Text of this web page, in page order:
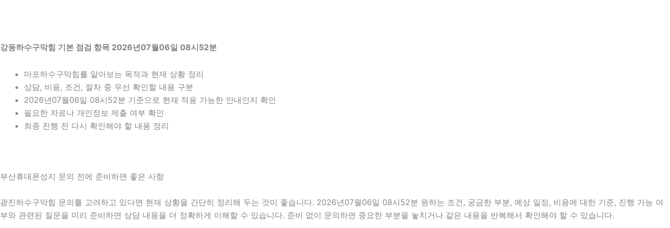
강동하수구막힘 기본 점검 항목 2026년07월06일 08시52분
마포하수구막힘를 알아보는 목적과 현재 상황 정리
상담, 비용, 조건, 절차 중 우선 확인할 내용 구분
2026년07월06일 08시52분 기준으로 현재 적용 가능한 안내인지 확인
필요한 자료나 개인정보 제출 여부 확인
최종 진행 전 다시 확인해야 할 내용 정리
부산휴대폰성지 문의 전에 준비하면 좋은 사항
광진하수구막힘 문의를 고려하고 있다면 현재 상황을 간단히 정리해 두는 것이 좋습니다. 2026년07월06일 08시52분 원하는 조건, 궁금한 부분, 예상 일정, 비용에 대한 기준, 진행 가능 여
부와 관련된 질문을 미리 준비하면 상담 내용을 더 정확하게 이해할 수 있습니다. 준비 없이 문의하면 중요한 부분을 놓치거나 같은 내용을 반복해서 확인해야 할 수 있습니다.